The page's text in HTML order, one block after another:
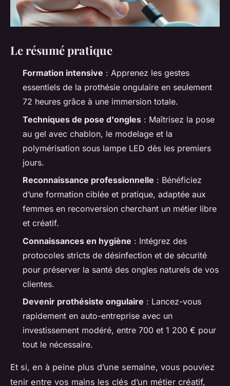
Le résumé pratique
Formation intensive : Apprenez les gestes
essentiels de la prothésie ongulaire en seulement
72 heures grâce à une immersion totale.
Techniques de pose d'ongles : Maîtrisez la pose
au gel avec chablon, le modelage et la
polymérisation sous lampe LED dès les premiers
jours.
Reconnaissance professionnelle : Bénéficiez
d’une formation ciblée et pratique, adaptée aux
femmes en reconversion cherchant un métier libre
et créatif.
Connaissances en hygiène : Intégrez des
protocoles stricts de désinfection et de sécurité
pour préserver la santé des ongles naturels de vos
clientes.
Devenir prothésiste ongulaire : Lancez-vous
rapidement en auto-entreprise avec un
investissement modéré, entre 700 et 1 200 € pour
tout le nécessaire.
Et si, en à peine plus d’une semaine, vous pouviez
tenir entre vos mains les clés d’un métier créatif,